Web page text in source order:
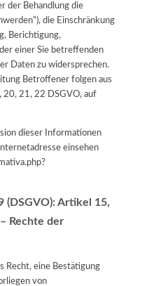
der Behandlung die
die Einschränkung
Berichtigung,
einer Sie betreffenden
Daten zu widersprechen.
Betroffener folgen aus
21, 22 DSGVO, auf
dieser Informationen
einsehen
(DSGVO): Artikel 15,
Rechte der
Recht, eine Bestätigung
von